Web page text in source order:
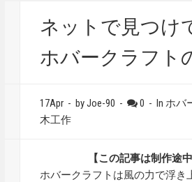
ネットで見つけ
ホバークラフト
17Apr - by Joe-90 - 0 - Inホバ
木工作
【この記事は制作途
ホバークラフトは風の力で浮き